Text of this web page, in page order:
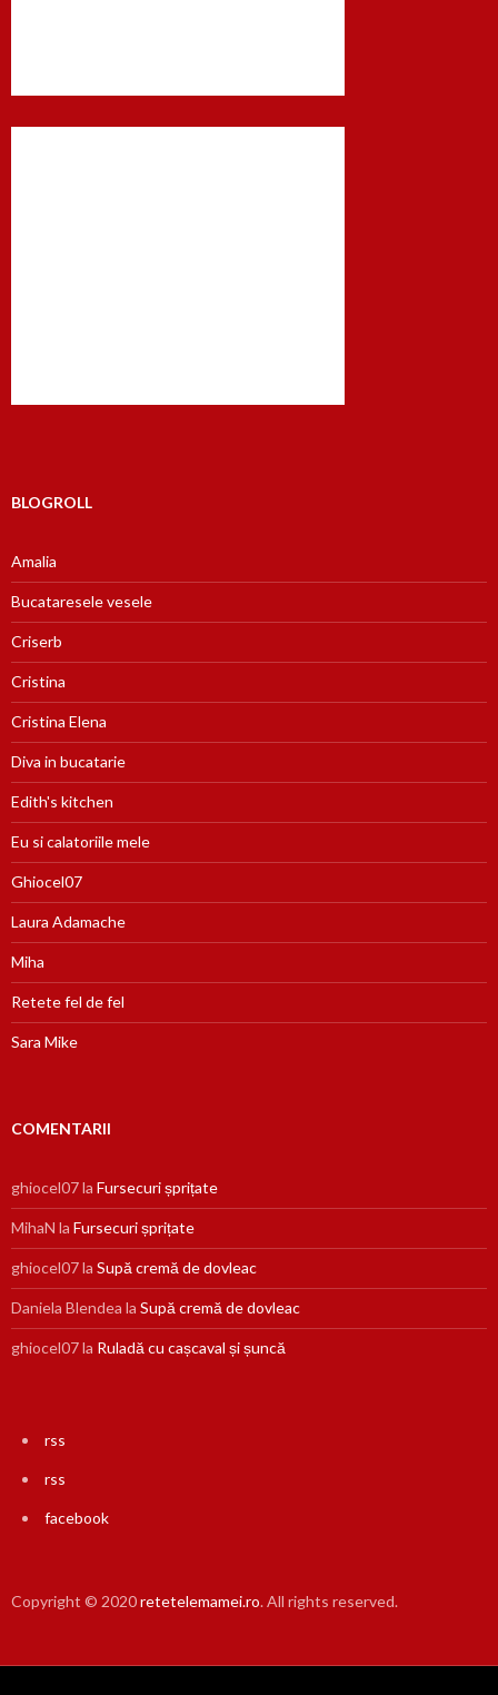
BLOGROLL
Amalia
Bucataresele vesele
Criserb
Cristina
Cristina Elena
Diva in bucatarie
Edith's kitchen
Eu si calatoriile mele
Ghiocel07
Laura Adamache
Miha
Retete fel de fel
Sara Mike
COMENTARII
ghiocel07la Fursecuri șprițate
MihaN la Fursecuri șprițate
ghiocel07la Supă cremă de dovleac
Daniela Blendea la Supă cremă de dovleac
ghiocel07la Ruladă cu cașcaval și șuncă
rss
rss
facebook
Copyright © 2020retetelemamei.ro. All rights reserved.